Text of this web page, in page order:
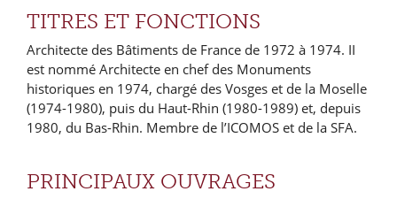
TITRES ET FONCTIONS
Architecte des Bâtiments de France de 1972 à 1974. II
est nommé Architecte en chef des Monuments
historiques en 1974, chargé des Vosges et de la Moselle
(1974-1980), puis du Haut-Rhin (1980-1989) et, depuis
1980, du Bas-Rhin. Membre de l’ICOMOS et de la SFA.
PRINCIPAUX OUVRAGES